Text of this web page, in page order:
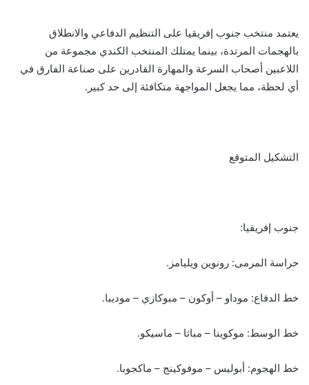
يعتمد منتخب جنوب إفريقيا على التنظيم الدفاعي والانطلاق
بالهجمات المرتدة، بينما يمتلك المنتخب الكندي مجموعة من
اللاعبين أصحاب السرعة والمهارة القادرين على صناعة الفارق في
أي لحظة، مما يجعل المواجهة متكافئة إلى حد كبير.
التشكيل المتوقع
جنوب إفريقيا:
حراسة المرمى: رونوين ويليامز.
خط الدفاع: موداو – أوكون – مبوكازي – موديبا.
خط الوسط: موكوينا – مباثا – ماسيكو.
خط الهجوم: أبوليس – موفوكينج – ماكجوبا.